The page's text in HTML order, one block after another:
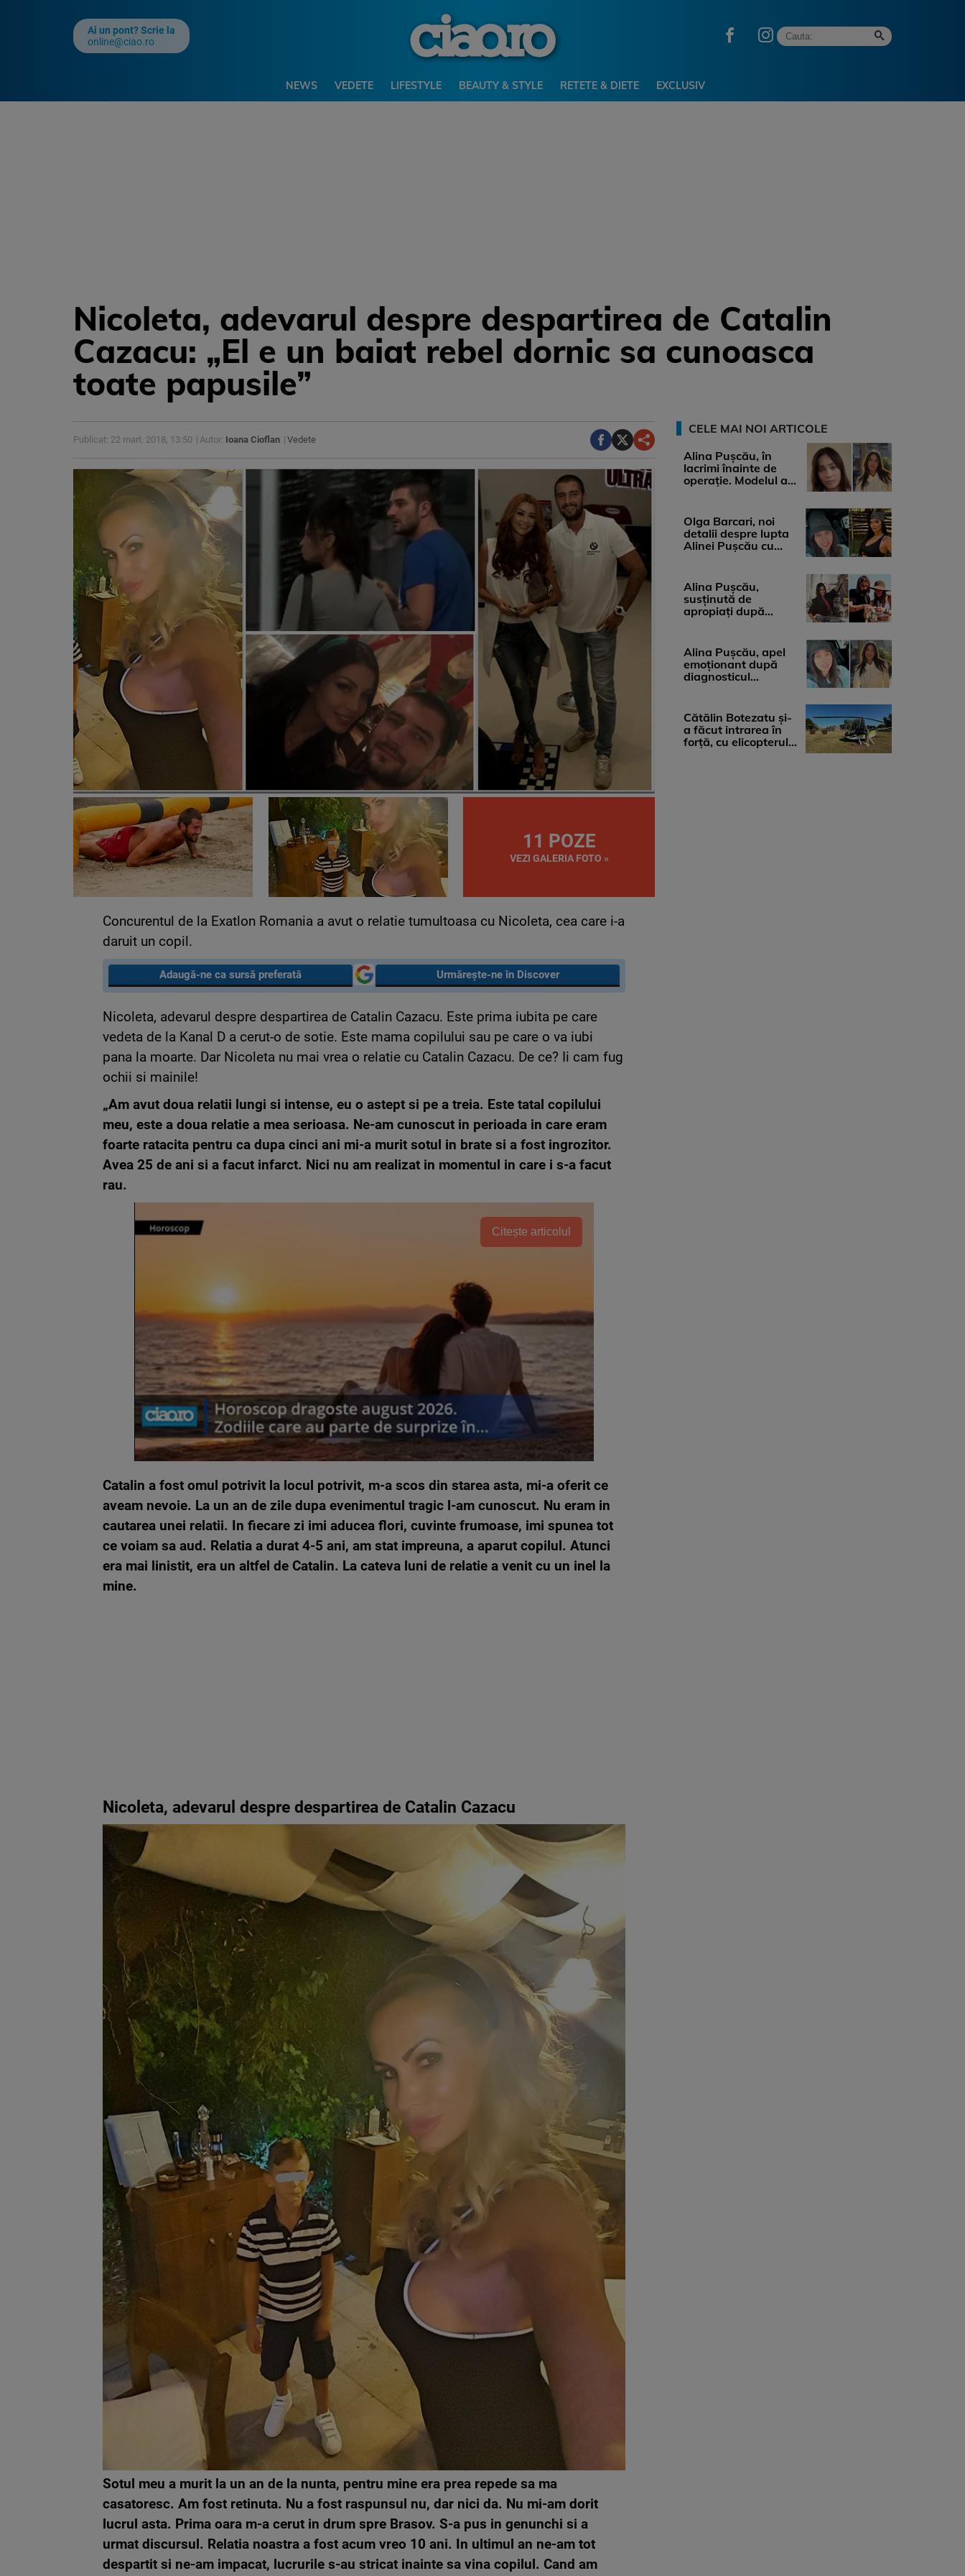
Ai un pont? Scrie la
online@ciao.ro
NEWS VEDETE LIFESTYLE BEAUTY & STYLE RETETE & DIETE EXCLUSIV
Nicoleta, adevarul despre despartirea de Catalin
Cazacu: „El e un baiat rebel dornic sa cunoasca
toate papusile”
Publicat: 22 mart. 2018, 13:50 Autor: Ioana Cioflan Vedete
11 POZE
VEZI GALERIA FOTO »
Concurentul de la Exatlon Romania a avut o relatie tumultoasa cu Nicoleta, cea care i-a
daruit un copil.
Adaugă-ne ca sursă preferată Urmărește-ne în Discover
Nicoleta, adevarul despre despartirea de Catalin Cazacu. Este prima iubita pe care
vedeta de la Kanal D a cerut-o de sotie. Este mama copilului sau pe care o va iubi
pana la moarte. Dar Nicoleta nu mai vrea o relatie cu Catalin Cazacu. De ce? Ii cam fug
ochii si mainile!
„Am avut doua relatii lungi si intense, eu o astept si pe a treia. Este tatal copilului
meu, este a doua relatie a mea serioasa. Ne-am cunoscut in perioada in care eram
foarte ratacita pentru ca dupa cinci ani mi-a murit sotul in brate si a fost ingrozitor.
Avea 25 de ani si a facut infarct. Nici nu am realizat in momentul in care i s-a facut
rau.
Citește articolul
Catalin a fost omul potrivit la locul potrivit, m-a scos din starea asta, mi-a oferit ce
aveam nevoie. La un an de zile dupa evenimentul tragic l-am cunoscut. Nu eram in
cautarea unei relatii. In fiecare zi imi aducea flori, cuvinte frumoase, imi spunea tot
ce voiam sa aud. Relatia a durat 4-5 ani, am stat impreuna, a aparut copilul. Atunci
era mai linistit, era un altfel de Catalin. La cateva luni de relatie a venit cu un inel la
mine.
Nicoleta, adevarul despre despartirea de Catalin Cazacu
Sotul meu a murit la un an de la nunta, pentru mine era prea repede sa ma
casatoresc. Am fost retinuta. Nu a fost raspunsul nu, dar nici da. Nu mi-am dorit
lucrul asta. Prima oara m-a cerut in drum spre Brasov. S-a pus in genunchi si a
urmat discursul. Relatia noastra a fost acum vreo 10 ani. In ultimul an ne-am tot
despartit si ne-am impacat, lucrurile s-au stricat inainte sa vina copilul. Cand am
CELE MAI NOI ARTICOLE
Alina Pușcău, în
lacrimi înainte de
operație. Modelul a
Olga Barcari, noi
detalii despre lupta
Alinei Pușcău cu
Alina Pușcău,
susținută de
apropiați după
medicii, ...
Alina Pușcău, apel
emoționant după
diagnosticul
...
Cătălin Botezatu și-
a făcut intrarea în
forță, cu elicopterul,